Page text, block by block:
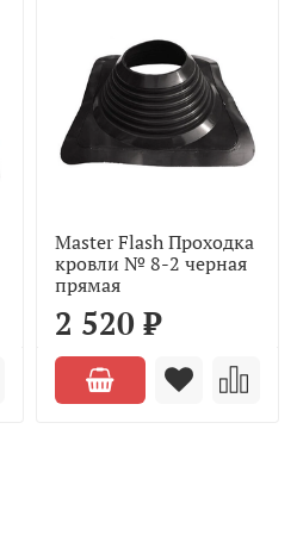
Master Flash Проходка
кровли № 8-2 черная
прямая
2 520 ₽